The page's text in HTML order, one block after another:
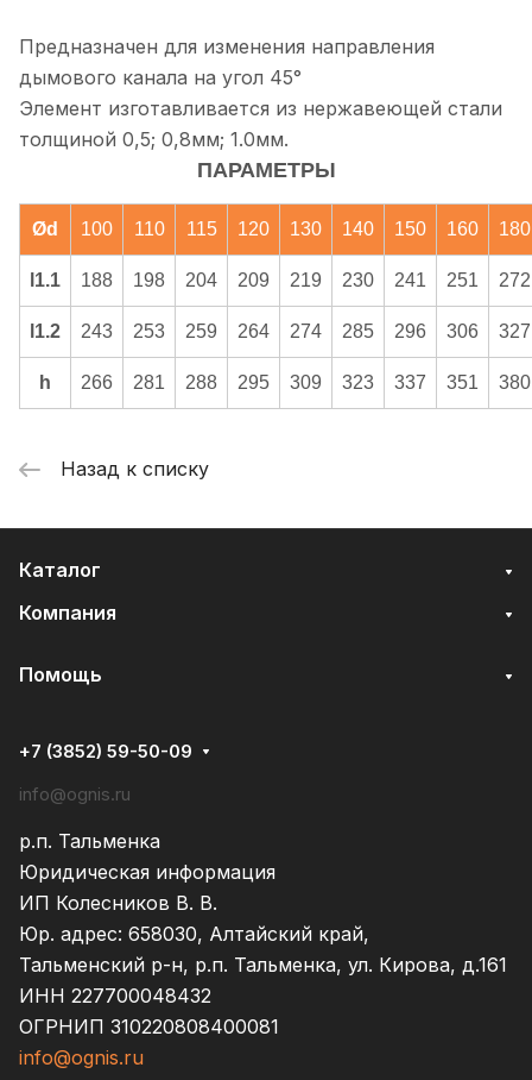
Предназначен для изменения направления
дымового канала на угол 45°
Элемент изготавливается из нержавеющей стали
толщиной 0,5; 0,8мм; 1.0мм.
ПАРАМЕТРЫ
Ød 100 110 115 120 130 140 150 160 180
l1.1 188 198 204 209 219 230 241 251 272
l1.2 243 253 259 264 274 285 296 306 327
h 266 281 288 295 309 323 337 351 380
Назад к списку
Каталог
Компания
Помощь
+7 (3852) 59-50-09
info@ognis.ru
р.п. Тальменка
Юридическая информация
ИП Колесников В. В.
Юр. адрес: 658030, Алтайский край,
Тальменский р-н, р.п. Тальменка, ул. Кирова, д.161
ИНН 227700048432
ОГРНИП 310220808400081
info@ognis.ru